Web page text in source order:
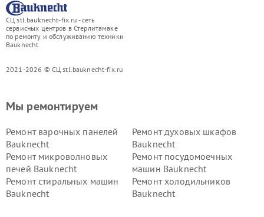
СЦ stl.bauknecht-fix.ru - сеть
сервисных центров в Стерлитамаке
по ремонту и обслуживанию техники
Bauknecht
2021-2026 © СЦ stl.bauknecht-fix.ru
Мы ремонтируем
Ремонт варочных панелей
Bauknecht
Ремонт духовых шкафов
Bauknecht
Ремонт микроволновых
печей Bauknecht
Ремонт посудомоечных
машин Bauknecht
Ремонт стиральных машин
Bauknecht
Ремонт холодильников
Bauknecht